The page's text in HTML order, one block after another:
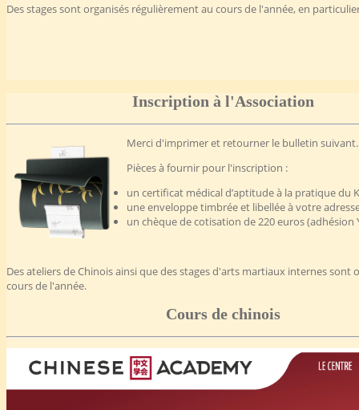
Des stages sont organisés régulièrement au cours de l'année, en
Inscription à l'Association
Merci d'imprimer et retourner le bulletin suivant.
Pièces à fournir pour l'inscription :
un certificat médical d’aptitude à la pratique du
une enveloppe timbrée et libellée à votre
un chèque de cotisation de 220 euros (adhésion
Des ateliers de Chinois ainsi que des stages d'arts martiaux internes sont
cours de l'année.
Cours de chinois